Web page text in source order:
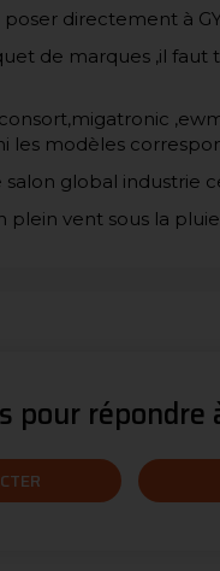
directement à
de marques ,il
les modèles
salon global industrie
plein vent sous la pluie
pour